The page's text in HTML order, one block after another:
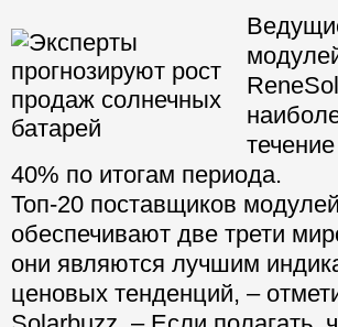
40% по итогам периода.
Топ-20 поставщиков
обеспечивают две трети
они являются лучшим
ценовых тенденций, –